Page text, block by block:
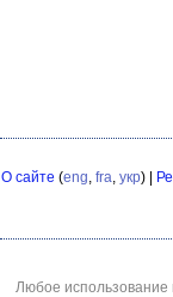
О сайте (eng fra укр) |
Любое использование